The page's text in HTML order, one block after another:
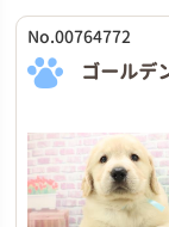
No.00764772
ゴールデ